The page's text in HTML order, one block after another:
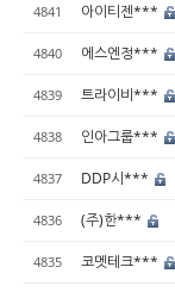
4841 아이티젠***
4840 에스엔정***
4839 트라이비***
4838 인아그룹***
4837 DDP시***
4836 (주)한***
4835 코멧테크***